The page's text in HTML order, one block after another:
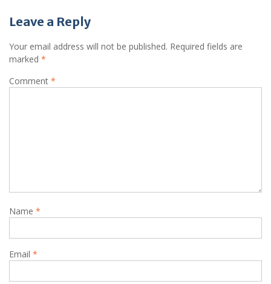
Leave a Reply
Your email address will not be published. Required fields are
marked *
Comment *
Name *
Email *